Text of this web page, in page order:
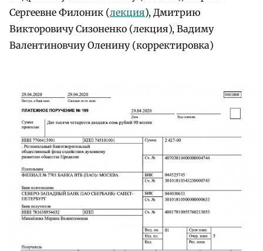
Сергеевне Филоник (лекция), Дмитрию
Викторовичу Сизоненко (лекция), Вадиму
Валентиновчиу Оленину (корректировка)